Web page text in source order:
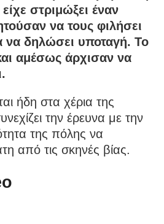
στριμώξει έναν
να τους φιλήσει
να δηλώσει υποταγή. Το
αμέσως άρχισαν να
ήδη στα χέρια της
την έρευνα με την
της πόλης να
από τις σκηνές βίας.